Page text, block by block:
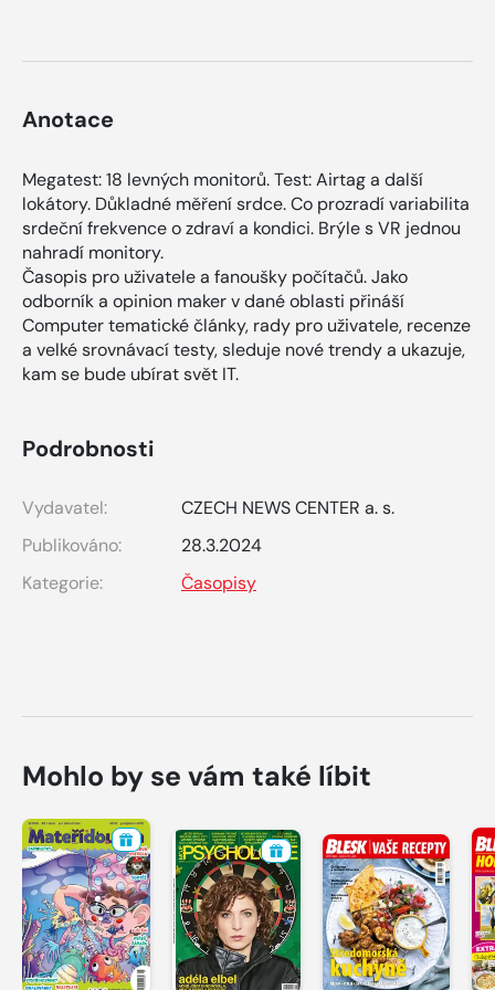
Anotace
Megatest: 18 levných monitorů. Test: Airtag a další
lokátory. Důkladné měření srdce. Co prozradí variabilita
srdeční frekvence o zdraví a kondici. Brýle s VR jednou
nahradí monitory.
Časopis pro uživatele a fanoušky počítačů. Jako
odborník a opinion maker v dané oblasti přináší
Computer tematické články, rady pro uživatele, recenze
a velké srovnávací testy, sleduje nové trendy a ukazuje,
kam se bude ubírat svět IT.
Podrobnosti
Vydavatel:
CZECH NEWS CENTER a. s.
Publikováno:
28.3.2024
Kategorie:
Časopisy
Mohlo by se vám také líbit